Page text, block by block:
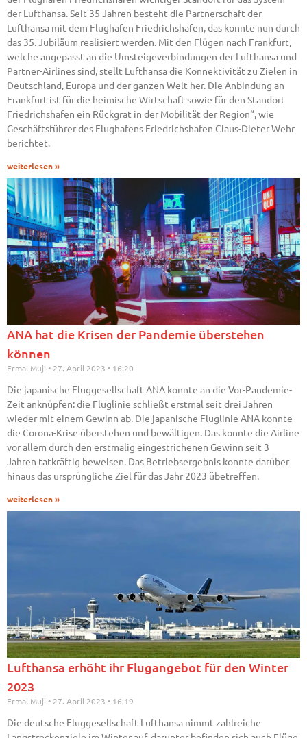
der Lufthansa. Seit 35 Jahren besteht die Partnerschaft der
Lufthansa mit dem Flughafen Friedrichshafen, das konnte nun durch
das 35. Jubiläum realisiert werden. Mit den Flügen nach Frankfurt,
welche angepasst an die Umsteigeverbindungen der Lufthansa und
Partner-Airlines sind, stellt Lufthansa die Konnektivität zu Zielen in
Deutschland, Europa und der ganzen Welt her. Die Anbindung an
Frankfurt ist für die heimische Wirtschaft sowie für den Standort
Friedrichshafen ein Rückgrat in der Mobilität der Region“, wie
Geschäftsführer des Flughafens Friedrichshafen Claus-Dieter Wehr
berichtet.
weiterlesen »
ANA hat die Krisen der Pandemie überstehen
können
Ermal Muji 27. April 2023 16:20
Die japanische Fluggesellschaft ANA konnte an die Vor-Pandemie-
Zeit anknüpfen: die Fluglinie schließt erstmal seit drei Jahren
wieder mit einem Gewinn ab. Die japanische Fluglinie ANA konnte
die Corona-Krise überstehen und bewältigen. Das konnte die Airline
vor allem durch den erstmalig eingestrichenen Gewinn seit 3
Jahren tatkräftig beweisen. Das Betriebsergebnis konnte darüber
hinaus das ursprüngliche Ziel für das Jahr 2023 übetreffen.
weiterlesen »
Lufthansa erhöht ihr Flugangebot für den Winter
2023
Ermal Muji 27. April 2023 16:19
Die deutsche Fluggesellschaft Lufthansa nimmt zahlreiche